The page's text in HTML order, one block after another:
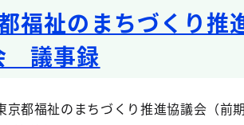
福祉のまちづくり推
議事録
京都福祉のまちづくり推進協議会（